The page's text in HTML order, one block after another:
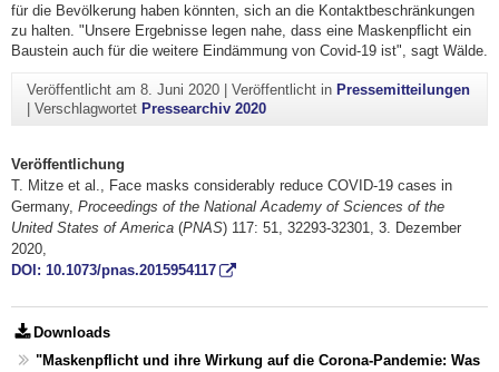
für die Bevölkerung haben könnten, sich an die Kontaktbeschränkungen
zu halten. "Unsere Ergebnisse legen nahe, dass eine Maskenpflicht ein
Baustein auch für die weitere Eindämmung von Covid-19 ist", sagt Wälde.
Veröffentlicht am 8. Juni 2020| Veröffentlicht in Pressemitteilungen
Verschlagwortet Pressearchiv 2020
Veröffentlichung
T. Mitze et al., Face masks considerably reduce COVID-19 cases in
Germany, Proceedings of the National Academy of Sciences of the
United States of America (PNAS) 117: 51, 32293-32301, 3. Dezember
2020,
DOI: 10.1073/pnas.2015954117
Downloads
"Maskenpflicht und ihre Wirkung auf die Corona-Pandemie: Was